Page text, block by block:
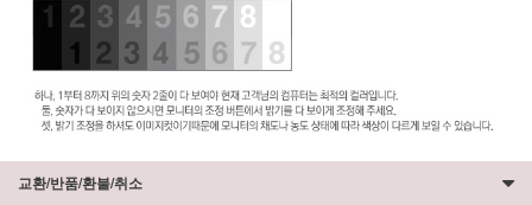
교환/반품/환불/취소